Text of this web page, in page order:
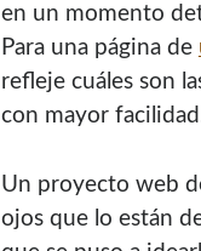
en un momento
Para una página de
refleje cuáles son
con mayor
Un proyecto web
ojos que lo están